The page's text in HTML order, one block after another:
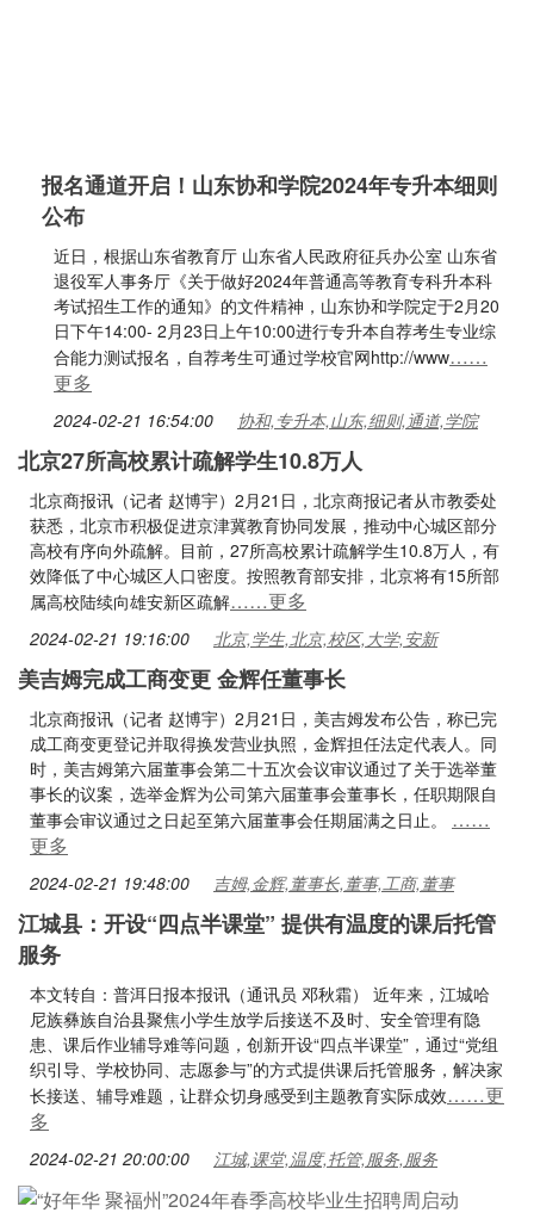
报名通道开启！山东协和学院2024年专升本细则
公布
近日，根据山东省教育厅 山东省人民政府征兵办公室 山东省
退役军人事务厅《关于做好2024年普通高等教育专科升本科
考试招生工作的通知》的文件精神，山东协和学院定于2月20
日下午14:00- 2月23日上午10:00进行专升本自荐考生专业综
合能力测试报名，自荐考生可通过学校官网http://www……
更多
2024-02-21 16:54:00 协和,专升本,山东,细则,通道,学院
北京27所高校累计疏解学生10.8万人
北京商报讯（记者 赵博宇）2月21日，北京商报记者从市教委处
获悉，北京市积极促进京津冀教育协同发展，推动中心城区部分
高校有序向外疏解。目前，27所高校累计疏解学生10.8万人，有
效降低了中心城区人口密度。按照教育部安排，北京将有15所部
属高校陆续向雄安新区疏解……更多
2024-02-21 19:16:00 北京,学生,北京,校区,大学,安新
美吉姆完成工商变更 金辉任董事长
北京商报讯（记者 赵博宇）2月21日，美吉姆发布公告，称已完
成工商变更登记并取得换发营业执照，金辉担任法定代表人。同
时，美吉姆第六届董事会第二十五次会议审议通过了关于选举董
事长的议案，选举金辉为公司第六届董事会董事长，任职期限自
董事会审议通过之日起至第六届董事会任期届满之日止。 ……
更多
2024-02-21 19:48:00 吉姆,金辉,董事长,董事,工商,董事
江城县：开设“四点半课堂” 提供有温度的课后托管
服务
本文转自：普洱日报本报讯（通讯员 邓秋霜） 近年来，江城哈
尼族彝族自治县聚焦小学生放学后接送不及时、安全管理有隐
患、课后作业辅导难等问题，创新开设“四点半课堂”，通过“党组
织引导、学校协同、志愿参与”的方式提供课后托管服务，解决家
长接送、辅导难题，让群众切身感受到主题教育实际成效……更
多
2024-02-21 20:00:00 江城,课堂,温度,托管,服务,服务